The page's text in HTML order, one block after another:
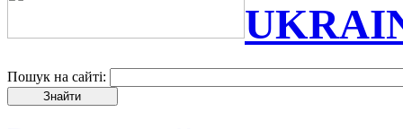
Пошук на сайті: